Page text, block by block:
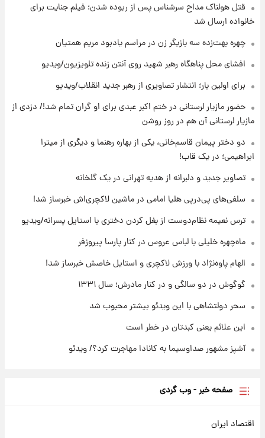
۱۲ ساعت پیش
۱۲ ساعت پیش
مرداد ۱۴۰۵ +جدول
۱۳ ساعت پیش
با قدرتمندترین و بادوام ترین تانک جهان آشنا
شوید+ فیلم
۱۴ ساعت پیش
+جدول
۱۴ ساعت پیش
قیمت محصولات ایران‌خودرو و سایپا امروز شنبه
قتل هولناک مداح سرشناس پس از ربوده شدن؛ فیلم جنایت برای
خانواده ارسال شد
چهره بهت‌زده سه بازیگر زن در مراسم یادبود مریم همتیان
افشای محل پناهگاه‌ رهبر شهید روی آنتن زنده تلویزیون/ویدیو
برای اولین بار؛ انتشار تصاویری از رهبر جدید انقلاب/ویدیو
حضور مازیار لرستانی در ختم اکبر عبدی برای او گران تمام شد!/ دزدی از
مازیار لرستانی آن هم در روز روشن
دو دختر پیمان قاسم‌خانی، یکی از بهاره رهنما و دیگری از میترا
ابراهیمی؛ در یک قاب!
تصاویر جدید و دلبرانه از هدیه تهرانی در یک گلخانه
سلفی‌های پی‌درپی هلیا امامی در ماشین لاکچری‌اش خبرساز شد!
ترس نعیمه نظام‌دوست از بغل کردن دختری با استایل پسرانه/ویدیو
ماه‌چهره خلیلی با لباس عروس در کنار پارسا پیروزفر
الهام پاوه‌نژاد با ورزش لاکچری و استایل خاصش خبرساز شد!
گوگوش در دو سالگی و در کنار مادرش؛ سال ۱۳۳۱
سحر دولتشاهی با این ویدئو بیشتر محبوب شد
این علائم یعنی کبدتان در خطر است
آشپز مشهور صداوسیما به کانادا مهاجرت کرد؟/ ویدئو
صفحه خبر - وب گردی
اقتصاد ایران